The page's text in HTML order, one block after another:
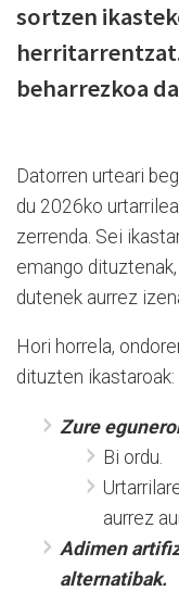
sortzen
beharrezkoa
Datorren urteari
du 2026ko
zerrenda. Sei
emango
dutenek aurrez
Hori horrela,
dituzten ikastaroak:
Zure
Bi ordu.
aurrez
Adimen
alternatibak.